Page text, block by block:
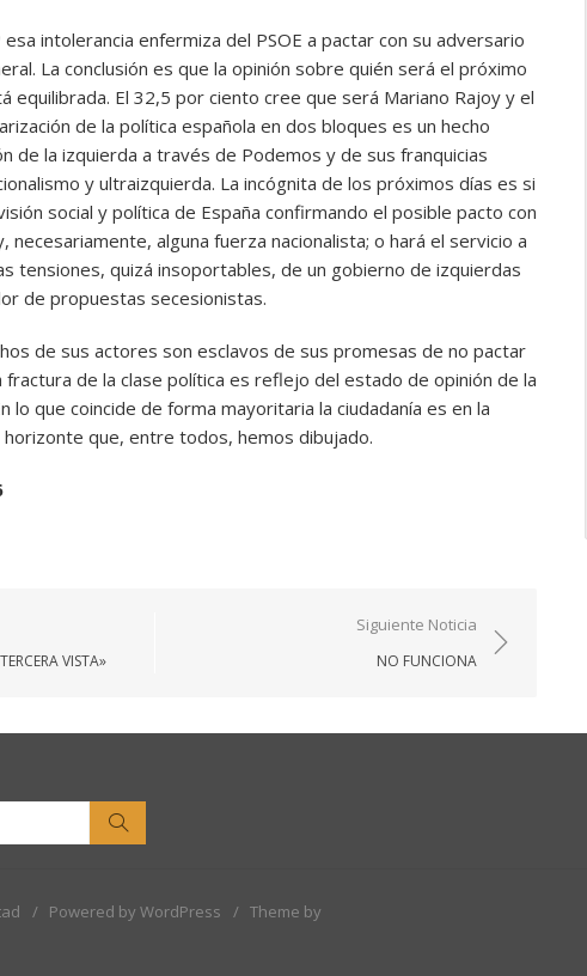
intolerancia enfermiza del PSOE a pactar con su adversario
La conclusión es que la opinión sobre quién será el próximo
equilibrada. El 32,5 por ciento cree que será Mariano Rajoy y el
de la política española en dos bloques es un hecho
de la izquierda a través de Podemos y de sus franquicias
y ultraizquierda. La incógnita de los próximos días es si
social y política de España confirmando el posible pacto con
necesariamente, alguna fuerza nacionalista; o hará el servicio a
tensiones, quizá insoportables, de un gobierno de izquierdas
de propuestas secesionistas.
de sus actores son esclavos de sus promesas de no pactar
fractura de la clase política es reflejo del estado de opinión de la
lo que coincide de forma mayoritaria la ciudadanía es en la
que, entre todos, hemos dibujado.
VISTA»
Siguiente Noticia
NO FUNCIONA
/ Powered by WordPress / Theme by